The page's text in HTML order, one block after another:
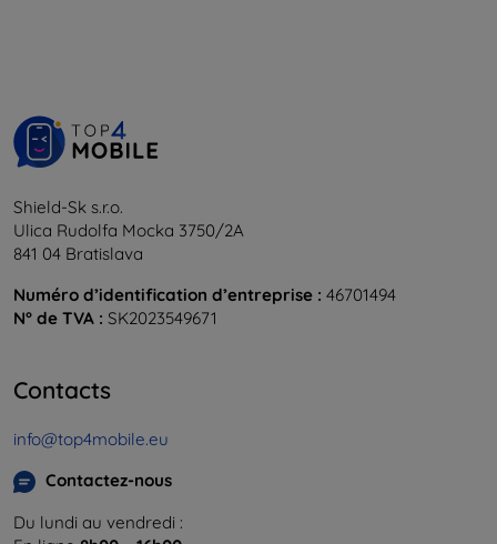
Shield-Sk s.r.o.
Ulica Rudolfa Mocka 3750/2A
841 04 Bratislava
Numéro d’identification d’entreprise : 46701494
N° de TVA : SK2023549671
Contacts
info@top4mobile.eu
Contactez-nous
Du lundi au vendredi :